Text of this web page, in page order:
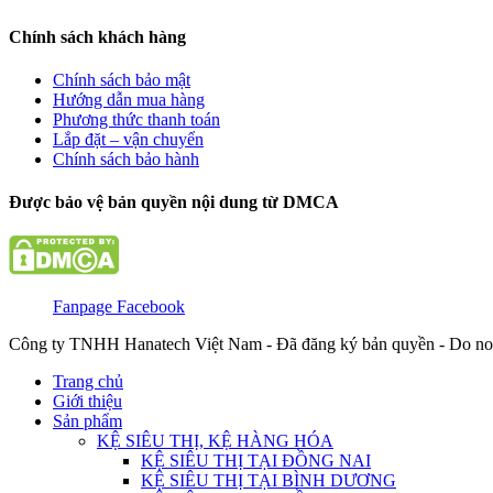
Chính sách khách hàng
Chính sách bảo mật
Hướng dẫn mua hàng
Phương thức thanh toán
Lắp đặt – vận chuyển
Chính sách bảo hành
Được bảo vệ bản quyền nội dung từ DMCA
Fanpage Facebook
Công ty TNHH Hanatech Việt Nam - Đã đăng ký bản quyền - Do
Trang chủ
Giới thiệu
Sản phẩm
KỆ SIÊU THỊ, KỆ HÀNG HÓA
KỆ SIÊU THỊ TẠI ĐỒNG NAI
KỆ SIÊU THỊ TẠI BÌNH DƯƠNG